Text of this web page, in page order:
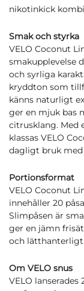
nikotinkick
Smak och styrka
VELO Coconut
smakupplevelse
och syrliga
kryddton som
känns naturligt
ger en mjuk bas
citrusklang. Med
klassas VELO
dagligt bruk
Portionsformat
VELO Coconut
innehåller 20
Slimpåsen är
ger en jämn
och
Om VELO snus
VELO